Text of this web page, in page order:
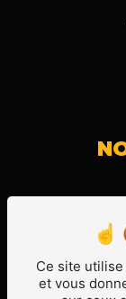
Ce site
et vous